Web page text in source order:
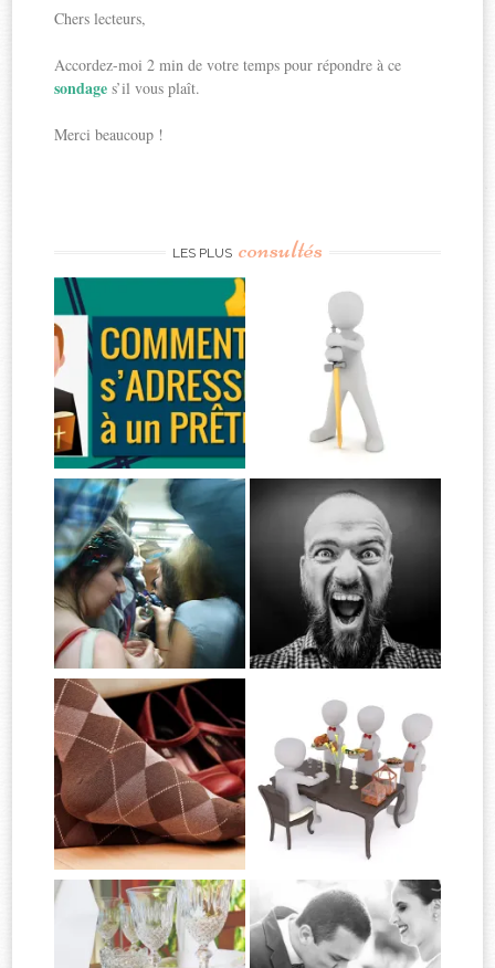
Chers lecteurs,
Accordez-moi 2 min de votre temps pour répondre à ce
sondages’il vous plaît.
Merci beaucoup !
LES PLUS consultés